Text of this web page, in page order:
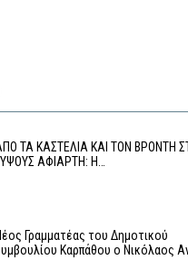
ΤΑ ΚΑΣΤΕΛΙΑ ΚΑΙ ΤΟΝ ΒΡΟΝΤΗ
ΑΦΙΑΡΤΗ: Η…
Γραμματέας του Δημοτικού
Καρπάθου ο Νικόλαος